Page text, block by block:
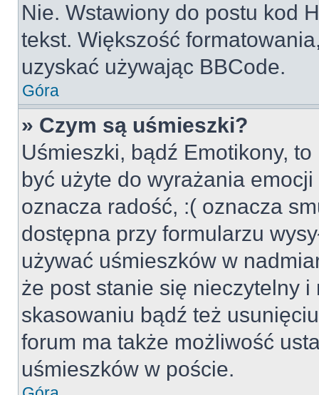
Nie. Wstawiony do postu kod
tekst. Większość
uzyskać używając BBCode.
Góra
» Czym są uśmieszki?
Uśmieszki, bądź Emotikony,
być użyte do wyrażania
oznacza radość, :( oznacza
dostępna przy formularzu
używać uśmieszków w
że post stanie się nieczytelny
skasowaniu bądź też
forum ma także możliwość
uśmieszków w poście.